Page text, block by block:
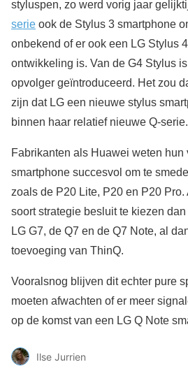
styluspen, zo werd vorig jaar
serie ook de Stylus 3 smartphone
onbekend of er ook een LG Stylus
ontwikkeling is. Van de G4 Stylus
opvolger geïntroduceerd. Het zou
zijn dat LG een nieuwe stylus
binnen haar relatief nieuwe Q-serie.
Fabrikanten als Huawei weten hun
smartphone succesvol om te
zoals de P20 Lite, P20 en P20
soort strategie besluit te kiezen
LG G7, de Q7 en de Q7 Note, al
toevoeging van ThinQ.
Vooralsnog blijven dit echter pure
moeten afwachten of er meer
op de komst van een LG Q Note
Ilse Jurrien